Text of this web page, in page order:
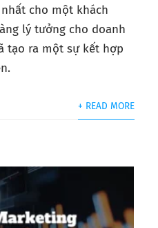
cho một khách
lý tưởng cho doanh
tạo ra một sự kết hợp
+ READ MORE